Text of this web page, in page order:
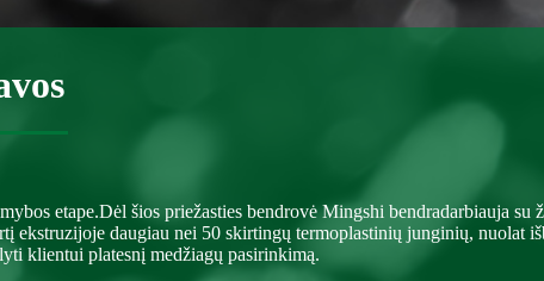
etape.Dėl šios priežasties bendrovė Mingshi bendradarbiauja su
ekstruzijoje daugiau nei 50 skirtingų termoplastinių junginių, nuolat
klientui platesnį medžiagų pasirinkimą.